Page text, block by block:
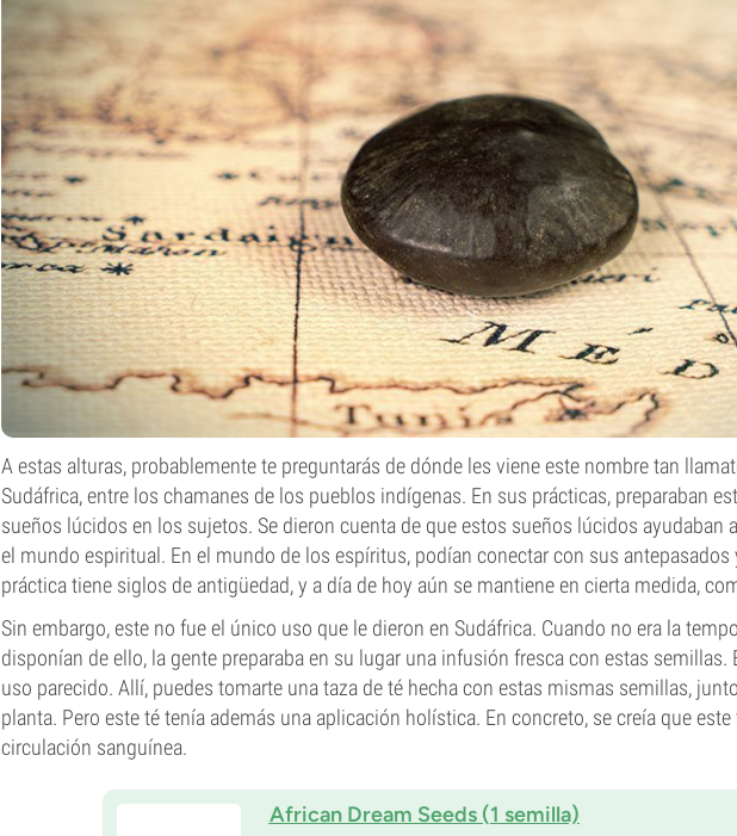
A estas alturas, probablemente te preguntarás de dónde les viene este nombre tan
Sudáfrica, entre los chamanes de los pueblos indígenas. En sus prácticas, preparaban
sueños lúcidos en los sujetos. Se dieron cuenta de que estos sueños lúcidos ayudaban
el mundo espiritual. En el mundo de los espíritus, podían conectar con sus antepasados
práctica tiene siglos de antigüedad, y a día de hoy aún se mantiene en cierta medida,
Sin embargo, este no fue el único uso que le dieron en Sudáfrica. Cuando no era la
disponían de ello, la gente preparaba en su lugar una infusión fresca con estas semillas.
uso parecido. Allí, puedes tomarte una taza de té hecha con estas mismas semillas,
planta. Pero este té tenía además una aplicación holística. En concreto, se creía que
circulación sanguínea.
African Dream Seeds (1 semilla)